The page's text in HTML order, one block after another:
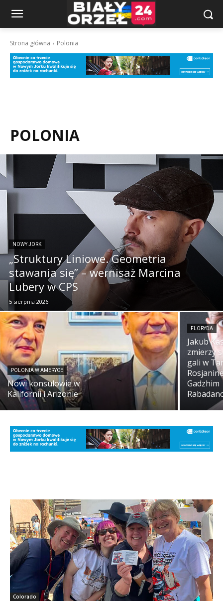
Strona główna Polonia
POLONIA
NOWY JORK
„Struktury Liniowe. Geometria
stawania się” – wernisaż Marcina
Lubery w CPS
5 sierpnia 2026
POLONIA W AMERYCE
Nowi konsulowie w
Kalifornii i Arizonie
FLORYDA
Jakub
zmierzy
gali w
Gadzhim
Colorado